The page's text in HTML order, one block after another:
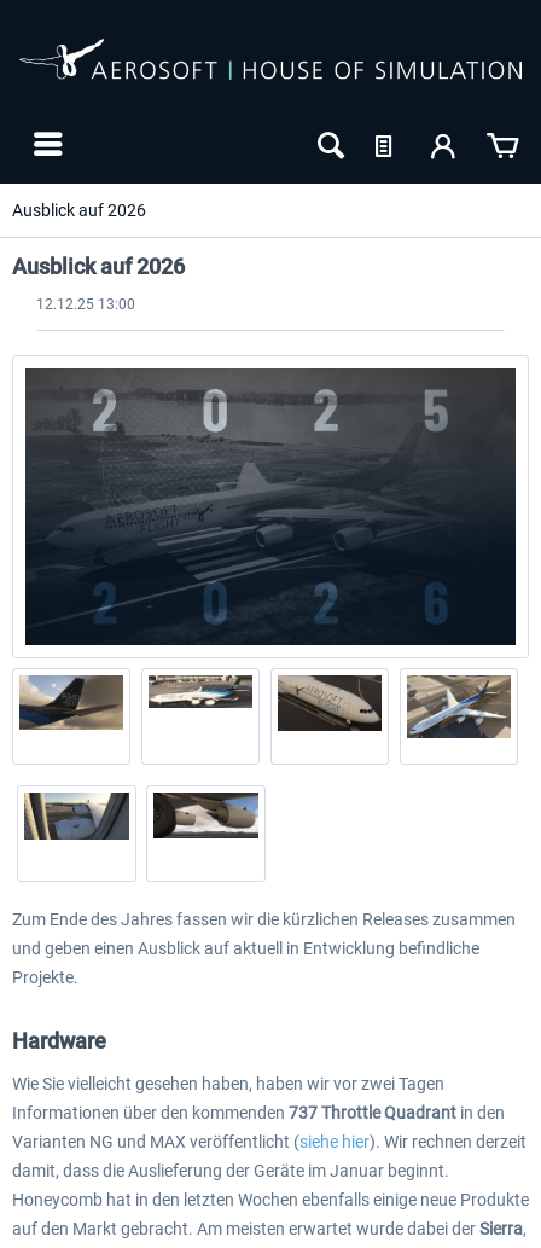
Ausblick auf 2026
Ausblick auf 2026
12.12.25 13:00
Zum Ende des Jahres fassen wir die kürzlichen Releases zusammen
und geben einen Ausblick auf aktuell in Entwicklung befindliche
Projekte.
Hardware
Wie Sie vielleicht gesehen haben, haben wir vor zwei Tagen
Informationen über den kommenden 737 Throttle Quadrant in den
Varianten NG und MAX veröffentlicht (siehe hier). Wir rechnen derzeit
damit, dass die Auslieferung der Geräte im Januar beginnt.
Honeycomb hat in den letzten Wochen ebenfalls einige neue Produkte
auf den Markt gebracht. Am meisten erwartet wurde dabei derSierra,